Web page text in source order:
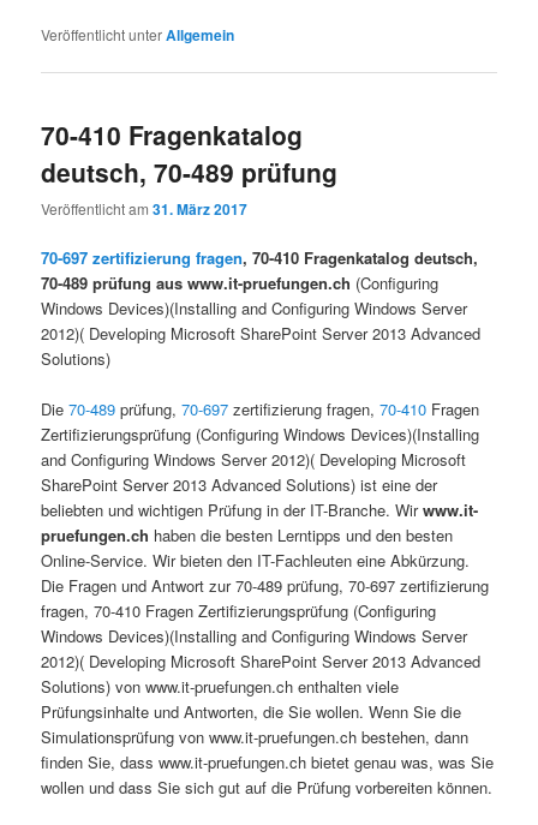
Veröffentlicht unterAllgemein
70-410 Fragenkatalog
deutsch, 70-489 prüfung
Veröffentlicht am31. März 2017
70-697 zertifizierung fragen, 70-410 Fragenkatalog deutsch,
70-489 prüfung aus www.it-pruefungen.ch (Configuring
Windows Devices)(Installing and Configuring Windows Server
2012)( Developing Microsoft SharePoint Server 2013 Advanced
Solutions)
Die70-489 prüfung,70-697 zertifizierung fragen,70-410 Fragen
Zertifizierungsprüfung (Configuring Windows Devices)(Installing
and Configuring Windows Server 2012)( Developing Microsoft
SharePoint Server 2013 Advanced Solutions) ist eine der
beliebten und wichtigen Prüfung in der IT-Branche. Wirwww.it-
pruefungen.ch haben die besten Lerntipps und den besten
Online-Service. Wir bieten den IT-Fachleuten eine Abkürzung.
Die Fragen und Antwort zur 70-489 prüfung, 70-697 zertifizierung
fragen, 70-410 Fragen Zertifizierungsprüfung (Configuring
Windows Devices)(Installing and Configuring Windows Server
2012)( Developing Microsoft SharePoint Server 2013 Advanced
Solutions) von www.it-pruefungen.ch enthalten viele
Prüfungsinhalte und Antworten, die Sie wollen. Wenn Sie die
Simulationsprüfung von www.it-pruefungen.ch bestehen, dann
finden Sie, dass www.it-pruefungen.ch bietet genau was, was Sie
wollen und dass Sie sich gut auf die Prüfung vorbereiten können.